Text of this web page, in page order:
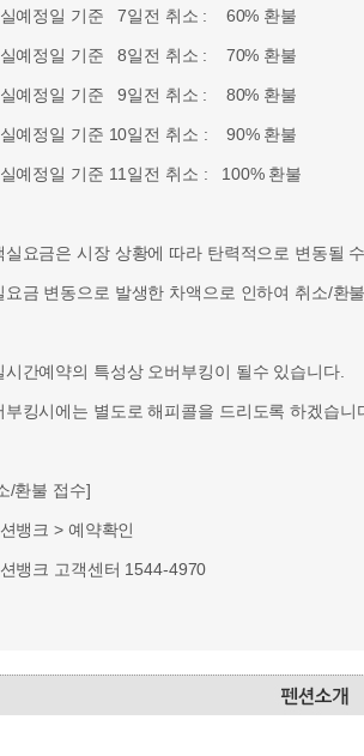
예정일 기준 7일전 취소 : 60% 환불
예정일 기준 8일전 취소 : 70% 환불
예정일 기준 9일전 취소 : 80% 환불
예정일 기준 10일전 취소 : 90% 환불
예정일 기준 11일전 취소 : 100% 환불
요금은 시장 상황에 따라 탄력적으로 변동될
요금 변동으로 발생한 차액으로 인하여 취소/환
간예약의 특성상 오버부킹이 될수 있습니다.
부킹시에는 별도로 해피콜을 드리도록 하겠습니
/환불 접수]
뱅크 > 예약확인
뱅크 고객센터 1544-4970